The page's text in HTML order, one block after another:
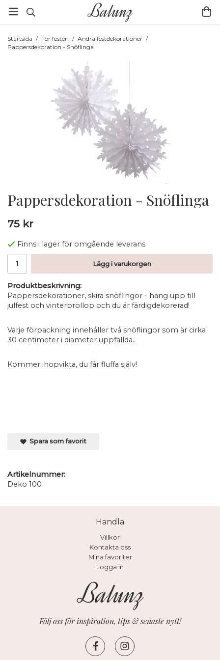
Startsida / För festen / Andra festdekorationer /
Pappersdekoration - Snöflinga
Pappersdekoration - Snöflinga
75 kr
Finns i lager för omgående leverans
Lägg i varukorgen
Produktbeskrivning:
Pappersdekorationer, skira snöflingor - häng upp till
julfest och vinterbröllop och du är färdigdekorerad!
Varje förpackning innehåller två snöflingor som är cirka
30 centimeter i diameter uppfällda..
Kommer ihopvikta, du får fluffa själv!
Spara som favorit
Artikelnummer:
Deko 100
Handla
Villkor
Kontakta oss
Mina favoriter
Logga in
Följ oss för inspiration, tips & senaste nytt!